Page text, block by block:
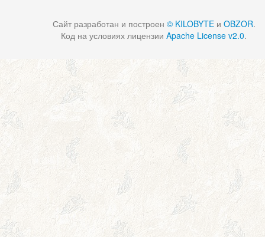
Сайт разработан и построен © KILOBYTEи OBZOR.
Код на условиях лицензии Apache License v2.0.